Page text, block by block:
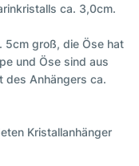
ca. 3,0cm.
5cm groß, die Öse hat
und Öse sind aus
des Anhängers ca.
Kristallanhänger